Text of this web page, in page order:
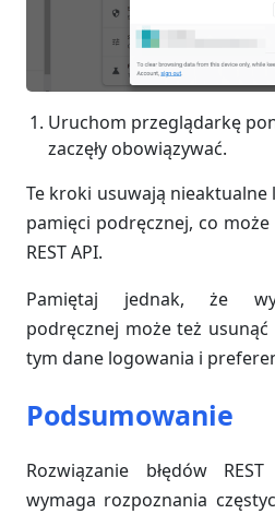
Uruchom przeglądarkę
zaczęły obowiązywać.
Te kroki usuwają nieaktualne
pamięci podręcznej, co
REST API.
Pamiętaj jednak, że
podręcznej może też
tym dane logowania i
Podsumowanie
Rozwiązanie błędów
wymaga rozpoznania